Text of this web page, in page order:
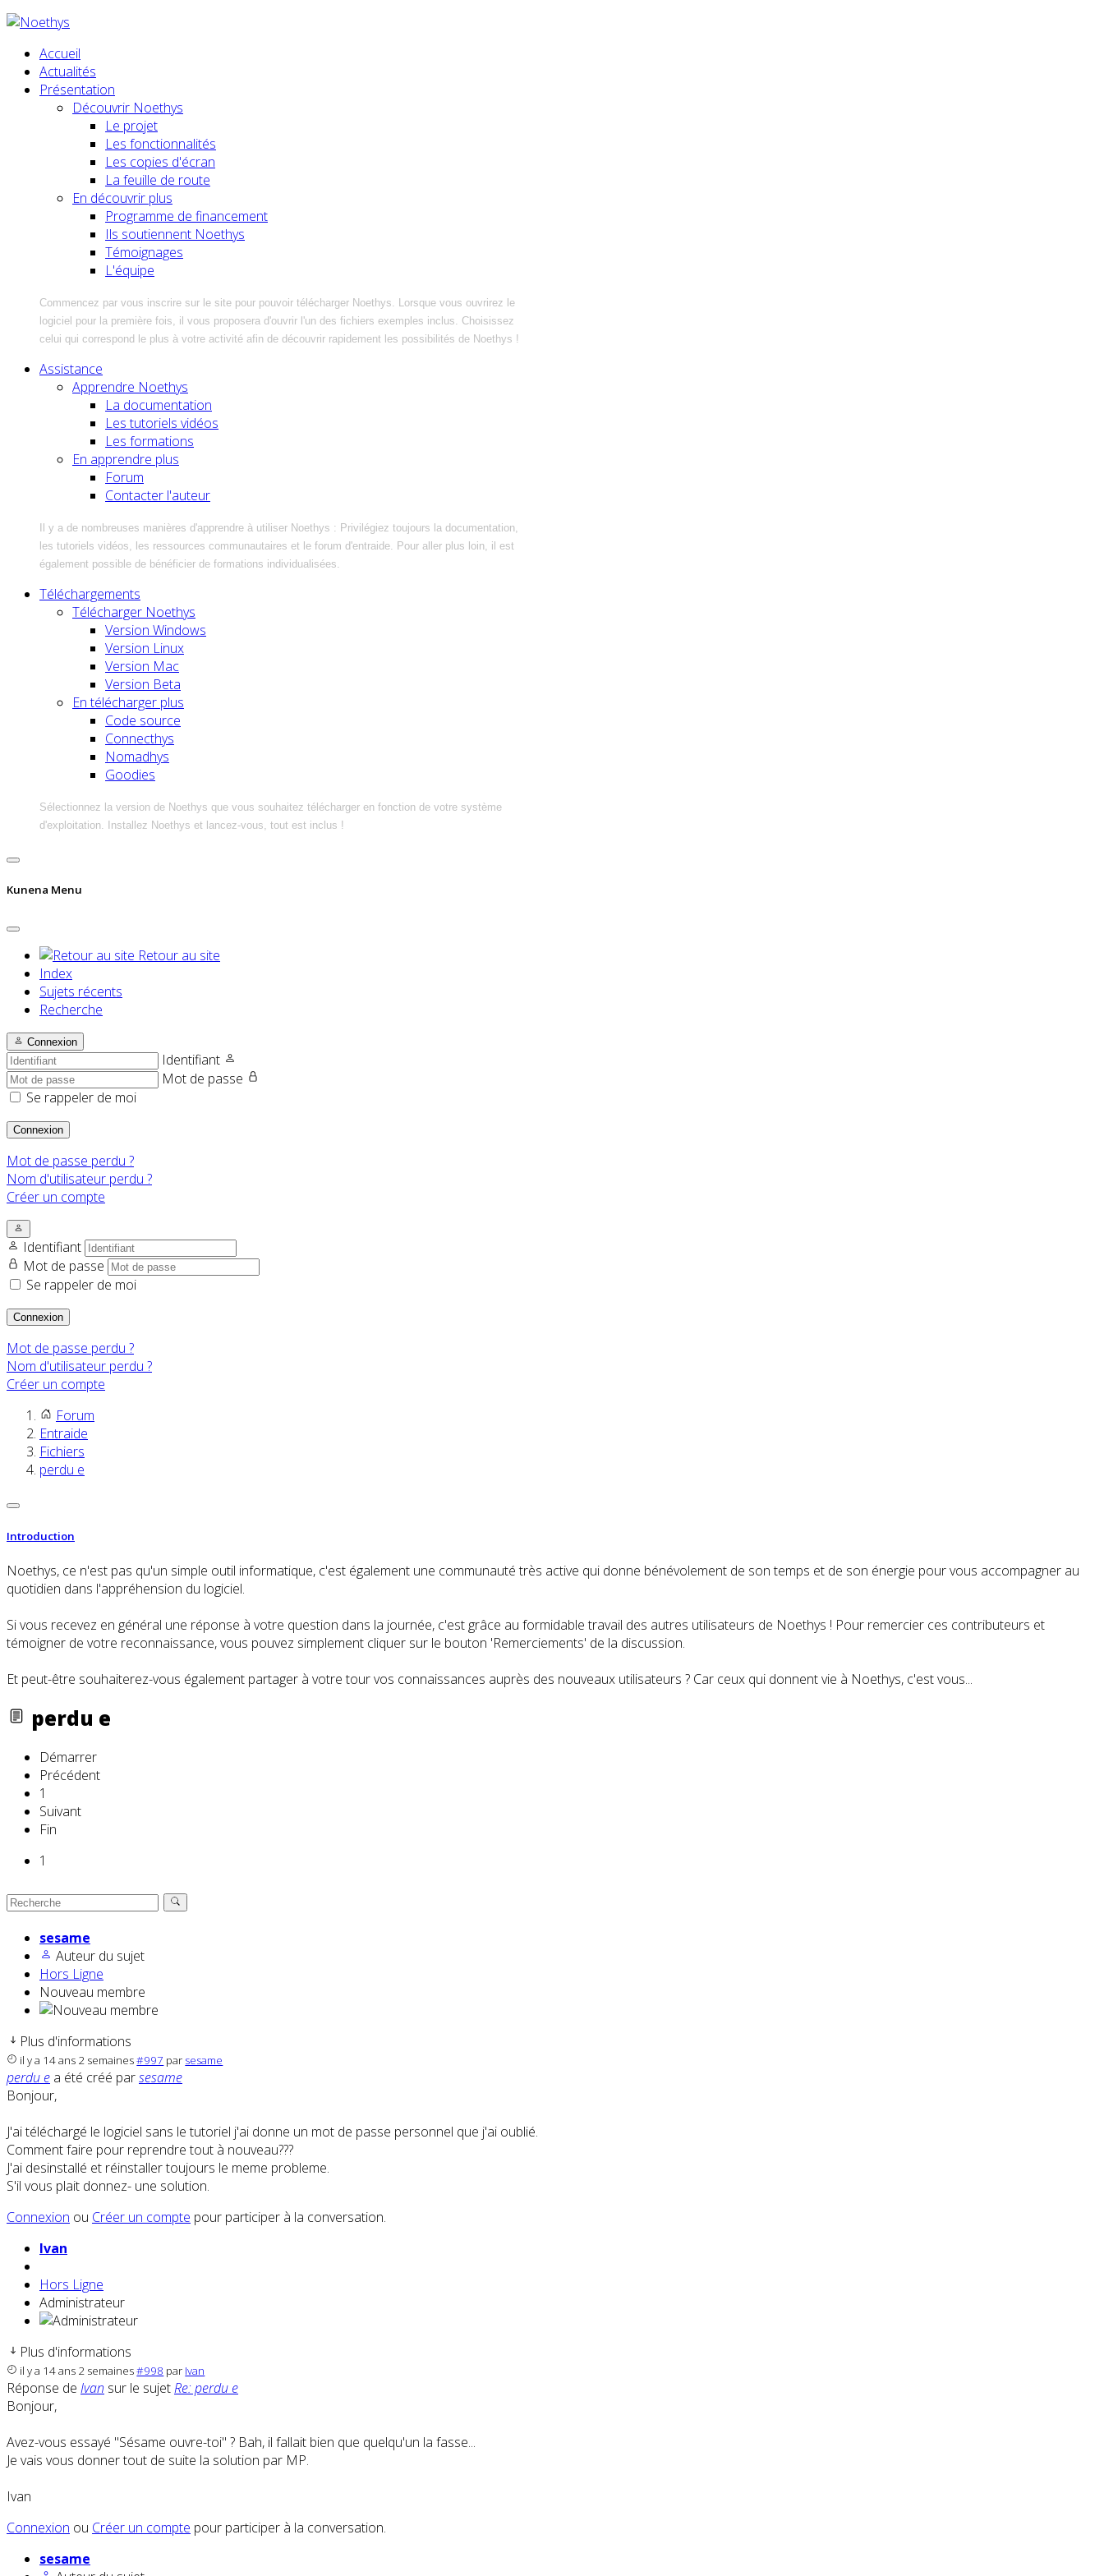
Accueil
Actualités
Présentation
Découvrir Noethys
Le projet
Les fonctionnalités
Les copies d'écran
La feuille de route
En découvrir plus
Programme de financement
Ils soutiennent Noethys
Témoignages
L'équipe
Commencez par vous inscrire sur le site pour pouvoir télécharger Noethys. Lorsque vous ouvrirez le
logiciel pour la première fois, il vous proposera d'ouvrir l'un des fichiers exemples inclus. Choisissez
celui qui correspond le plus à votre activité afin de découvrir rapidement les possibilités de Noethys !
Assistance
Apprendre Noethys
La documentation
Les tutoriels vidéos
Les formations
En apprendre plus
Forum
Contacter l'auteur
Il y a de nombreuses manières d'apprendre à utiliser Noethys : Privilégiez toujours la documentation,
les tutoriels vidéos, les ressources communautaires et le forum d'entraide. Pour aller plus loin, il est
également possible de bénéficier de formations individualisées.
Téléchargements
Télécharger Noethys
Version Windows
Version Linux
Version Mac
Version Beta
En télécharger plus
Code source
Connecthys
Nomadhys
Goodies
Sélectionnez la version de Noethys que vous souhaitez télécharger en fonction de votre système
d'exploitation. Installez Noethys et lancez-vous, tout est inclus !
Kunena Menu
Retour au site
Index
Sujets récents
Recherche
Connexion
Identifiant
Mot de passe
Se rappeler de moi
Connexion
Mot de passe perdu ?
Nom d'utilisateur perdu ?
Créer un compte
Identifiant
Mot de passe
Se rappeler de moi
Connexion
Mot de passe perdu ?
Nom d'utilisateur perdu ?
Créer un compte
Forum
Entraide
Fichiers
perdu e
Introduction
Noethys, ce n'est pas qu'un simple outil informatique, c'est également une communauté très active qui donne bénévolement de son temps et de son énergie pour vous accompagner au
quotidien dans l'appréhension du logiciel.
Si vous recevez en général une réponse à votre question dans la journée, c'est grâce au formidable travail des autres utilisateurs de Noethys ! Pour remercier ces contributeurs et
témoigner de votre reconnaissance, vous pouvez simplement cliquer sur le bouton 'Remerciements' de la discussion.
Et peut-être souhaiterez-vous également partager à votre tour vos connaissances auprès des nouveaux utilisateurs ? Car ceux qui donnent vie à Noethys, c'est vous...
perdu e
Démarrer
Précédent
1
Suivant
Fin
1
sesame
Auteur du sujet
Hors Ligne
Nouveau membre
Plus d'informations
il y a 14 ans 2 semaines#997 par sesame
perdu e a été créé parsesame
Bonjour,
J'ai téléchargé le logiciel sans le tutoriel j'ai donne un mot de passe personnel que j'ai oublié.
Comment faire pour reprendre tout à nouveau???
J'ai desinstallé et réinstaller toujours le meme probleme.
S'il vous plait donnez- une solution.
Connexion ou Créer un compte pour participer à la conversation.
Ivan
Hors Ligne
Administrateur
Plus d'informations
il y a 14 ans 2 semaines#998 par Ivan
Réponse de Ivan sur le sujetRe: perdu e
Bonjour,
Avez-vous essayé "Sésame ouvre-toi" ? Bah, il fallait bien que quelqu'un la fasse...
Je vais vous donner tout de suite la solution par MP.
Ivan
Connexion ou Créer un compte pour participer à la conversation.
sesame